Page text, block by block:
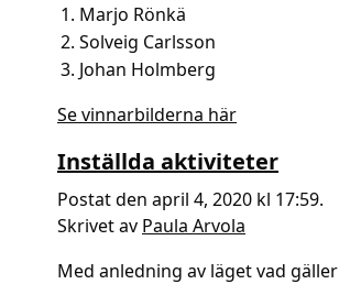
Marjo Rönkä
Solveig Carlsson
Johan Holmberg
Se vinnarbilderna här
Inställda aktiviteter
Postat den april 4, 2020 kl 17:59.
Skrivet av Paula Arvola
Med anledning av läget vad gäller